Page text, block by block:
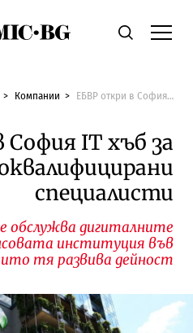
Economic.bgТърсене
Компании ЕБВР откри в София IT хъб за 100 висококвалифицирани специалисти
IT хъб за
специалисти
дигиталните
институция във
тя развива дейност